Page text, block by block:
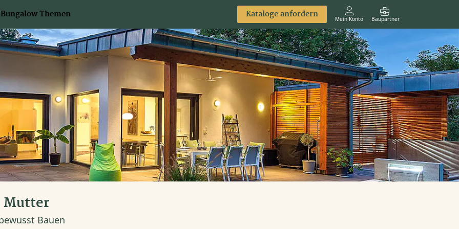
Bungalow Themen Kataloge anfordern Mein Konto
Anmelden
Baupartner
Mutter
Bauen